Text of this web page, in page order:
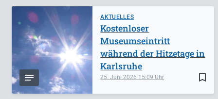
AKTUELLES
bookmark_border
25. Juni 2026 15:09
Kostenloser
Museumseintritt
während der Hitzetage in
Karlsruhe